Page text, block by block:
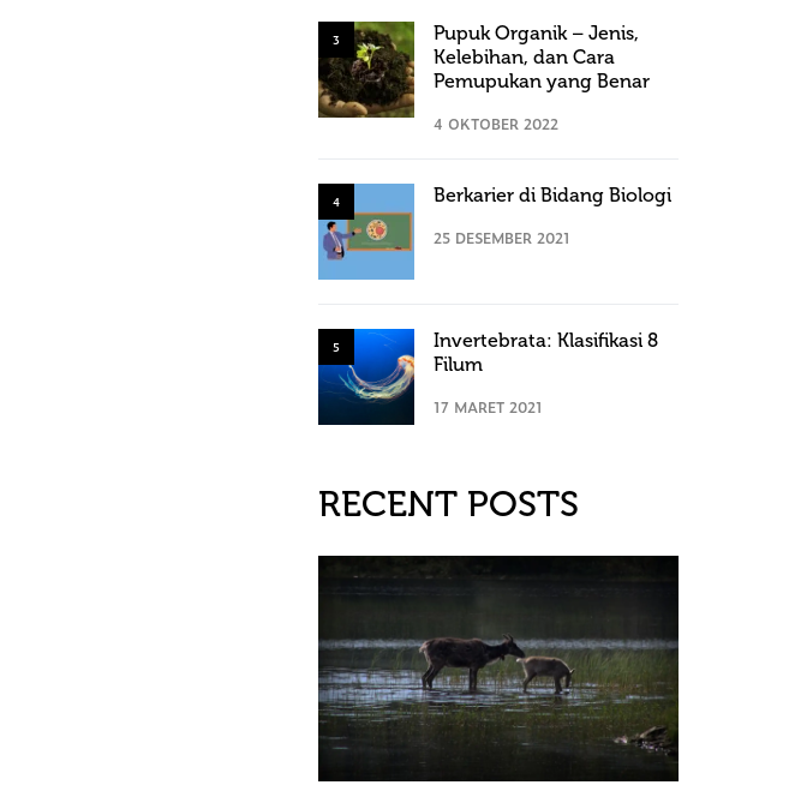
3
Pupuk Organik – Jenis,
Kelebihan, dan Cara
Pemupukan yang Benar
4 OKTOBER 2022
4 Berkarier di Bidang Biologi
25 DESEMBER 2021
5
Invertebrata: Klasifikasi 8
Filum
17 MARET 2021
RECENT POSTS